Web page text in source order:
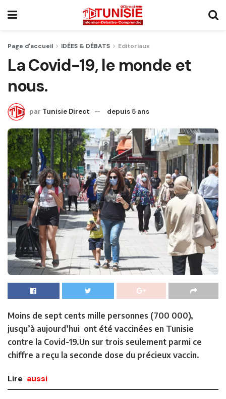
Page d'accueil IDÉES & DÉBATS Editoriaux
La Covid-19, le monde et
nous.
par Tunisie Direct depuis 5 ans
Moins de sept cents mille personnes (700 000),
jusqu’à aujourd’hui ont été vaccinées en Tunisie
contre la Covid-19.Un sur trois seulement parmi ce
chiffre a reçu la seconde dose du précieux vaccin.
Lire aussi